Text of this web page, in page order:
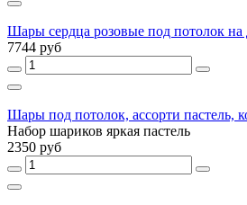
Шары сердца розовые под потолок на
7744 руб
Шары под потолок, ассорти пастель,
Набор шариков яркая пастель
2350 руб